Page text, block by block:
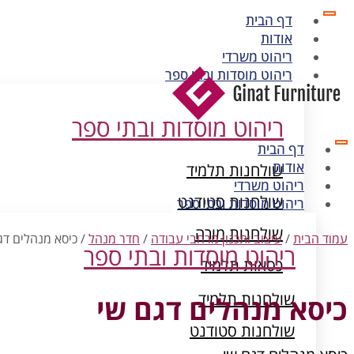
דף הבית
אודות
ריהוט משרדי
ריהוט מוסדות ובתי ספר
ריהוט מוסדות ובתי ספר
שולחנות תלמיד
שולחנות סטודנט
שולחנות מורה
כסאות תלמיד
ארונות מתכת
דף הבית
אודות
ריהוט משרדי
ריהוט מוסדות ובתי ספר
ריהוט מוסדות ובתי ספר
שולחנות תלמיד
שולחנות סטודנט
עמוד הבית/עיצוב ותכנון מרחבי עבודה / חדר מנהל/ כיסא מנהלים
כיסא מנהלים דגם שי